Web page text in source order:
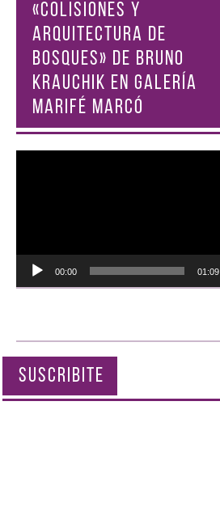
«COLISIONES Y
ARQUITECTURA DE
BOSQUES» DE BRUNO
KRAUCHIK EN GALERÍA
MARIFÉ MARCÓ
00:00 01:09
SUSCRIBITE